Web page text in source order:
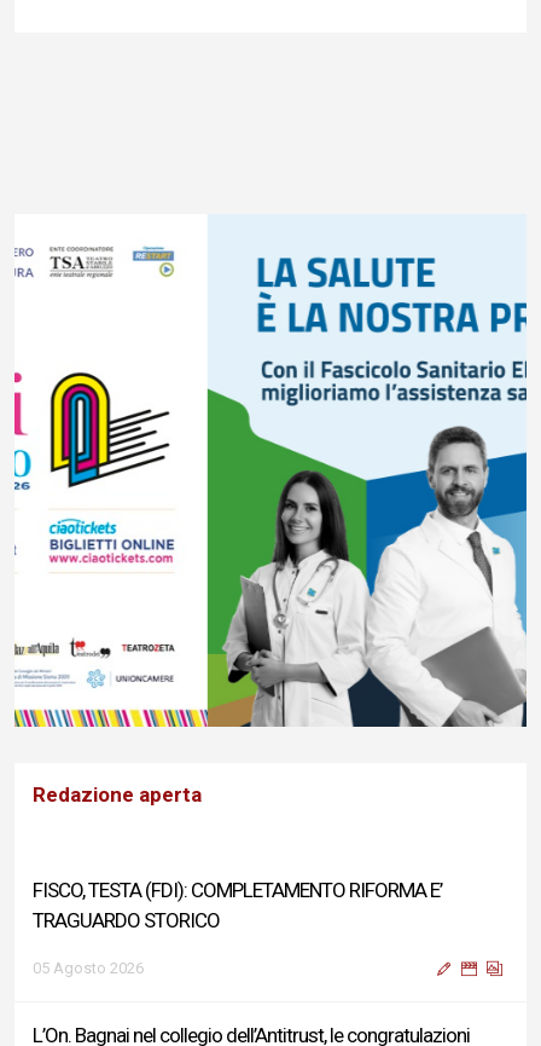
Redazione aperta
FISCO, TESTA (FDI): COMPLETAMENTO RIFORMA E’
TRAGUARDO STORICO
05 Agosto 2026
L’On. Bagnai nel collegio dell’Antitrust, le congratulazioni